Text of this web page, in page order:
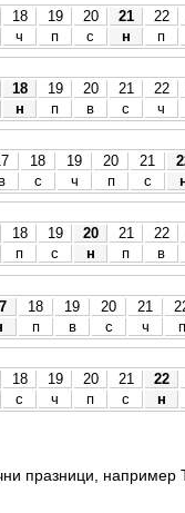
18 19 20 21 22
ч п с н п
18 19 20 21 22
н п в с ч
18 19 20 21
с ч п с
18 19 20 21 22
п с н п в
18 19 20 21
п в с ч п
18 19 20 21 22
с ч п с н
празници,